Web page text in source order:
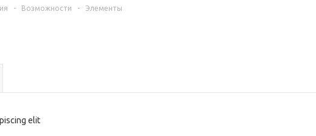
- Возможности - Элементы
elit